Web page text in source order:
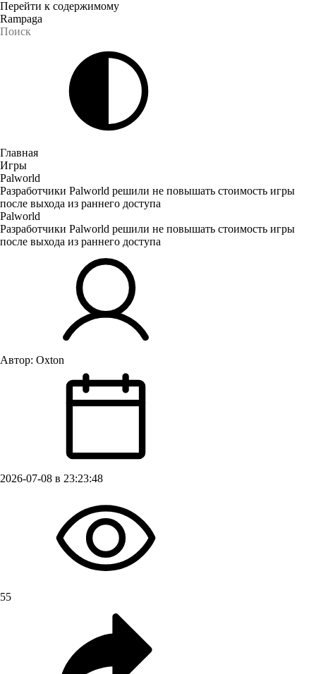
Перейти к содержимому
Rampaga
Главная
Игры
Palworld
Разработчики Palworld решили не повышать стоимость игры
после выхода из раннего доступа
Palworld
Разработчики Palworld решили не повышать стоимость игры
после выхода из раннего доступа
Автор: Oxton
2026-07-08 в 23:23:48
55